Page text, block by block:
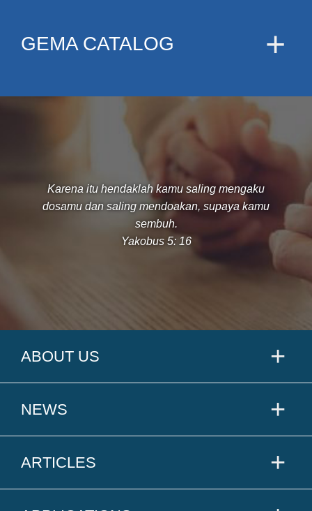
GEMA CATALOG
Karena itu hendaklah kamu saling mengaku
dosamu dan saling mendoakan, supaya kamu
sembuh.
Yakobus 5: 16
ABOUT US
NEWS
ARTICLES